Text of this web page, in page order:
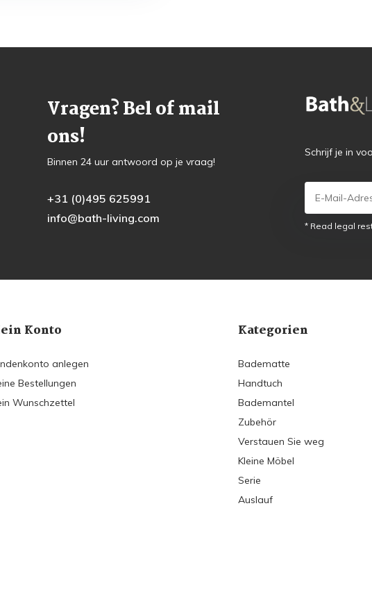
Vragen? Bel of mail
ons!
Binnen 24 uur antwoord op je vraag!
+31 (0)495 625991
info@bath-living.com
Schrijf je in
* Read legal
Konto
anlegen
Bestellungen
Wunschzettel
Kategorien
Badematte
Handtuch
Bademantel
Zubehör
Verstauen Sie weg
Kleine Möbel
Serie
Auslauf